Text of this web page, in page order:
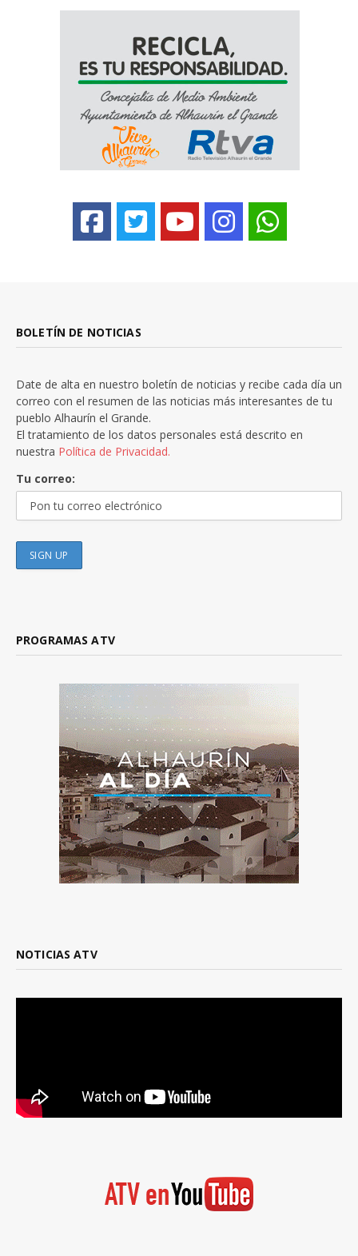
BOLETÍN DE NOTICIAS
Date de alta en nuestro boletín de noticias y recibe cada día un
correo con el resumen de las noticias más interesantes de tu
pueblo Alhaurín el Grande.
El tratamiento de los datos personales está descrito en
nuestra Política de Privacidad.
Tu correo:
PROGRAMAS ATV
NOTICIAS ATV